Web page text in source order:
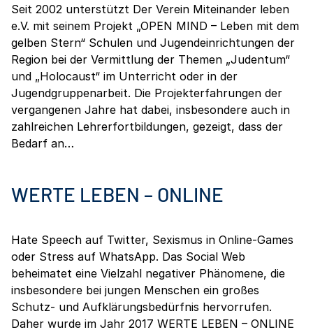
Seit 2002 unterstützt Der Verein Miteinander leben
e.V. mit seinem Projekt „OPEN MIND – Leben mit dem
gelben Stern“ Schulen und Jugendeinrichtungen der
Region bei der Vermittlung der Themen „Judentum“
und „Holocaust“ im Unterricht oder in der
Jugendgruppenarbeit. Die Projekterfahrungen der
vergangenen Jahre hat dabei, insbesondere auch in
zahlreichen Lehrerfortbildungen, gezeigt, dass der
Bedarf an…
WERTE LEBEN – ONLINE
Hate Speech auf Twitter, Sexismus in Online-Games
oder Stress auf WhatsApp. Das Social Web
beheimatet eine Vielzahl negativer Phänomene, die
insbesondere bei jungen Menschen ein großes
Schutz- und Aufklärungsbedürfnis hervorrufen.
Daher wurde im Jahr 2017 WERTE LEBEN – ONLINE